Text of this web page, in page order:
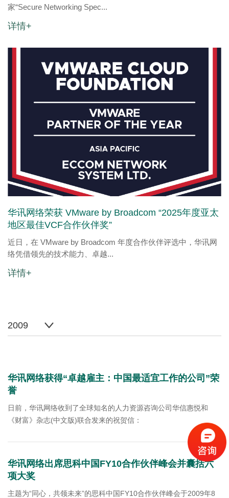
家“Secure Networking Spec...
详情+
华讯网络荣获 VMware by Broadcom “2025年度亚太
地区最佳VCF合作伙伴奖”
近日，在 VMware by Broadcom 年度合作伙伴评选中，华讯网
络凭借领先的技术能力、卓越...
详情+
2009
华讯网络获得“卓越雇主：中国最适宜工作的公司”荣
誉
日前，华讯网络收到了全球知名的人力资源咨询公司华信惠悦和
《财富》杂志(中文版)联合发来的祝贺信：
华讯网络出席思科中国FY10合作伙伴峰会并囊括六
项大奖
主题为“同心，共领未来”的思科中国FY10合作伙伴峰会于2009年8